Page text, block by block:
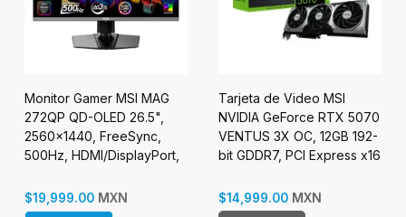
Monitor Gamer MSI MAG
272QP QD-OLED 26.5",
2560x1440, FreeSync,
500Hz, HDMI/DisplayPort,
$19,999.00 MXN
Tarjeta de Video MSI
NVIDIA GeForce RTX 5070
VENTUS 3X OC, 12GB 192-
bit GDDR7, PCI Express x16
$14,999.00 MXN